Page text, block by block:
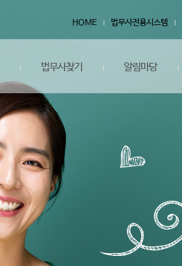
HOME 법무사전용시스템
법무사찾기 알림마당